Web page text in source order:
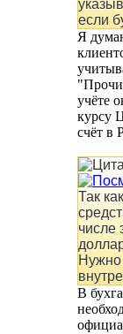
если
Я
учёте
курсу
счёт в
Так
числе
Нужно
В